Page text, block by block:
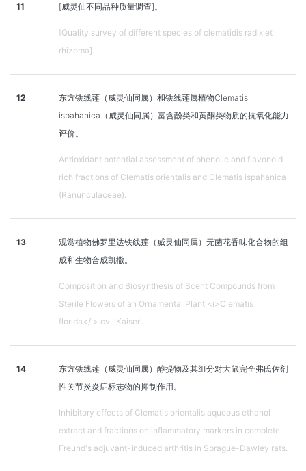
11 [威灵仙不同品种质量调查]。
[Quality survey of different species of clematidis radix et
rhizoma].
12
东方铁线莲（威灵仙同属）和铁线莲属植物Clematis
ispahanica（威灵仙同属）富含酚类和黄酮类物质的抗氧化能力
评价。
Antioxidant potential assessment of phenolic and flavonoid
rich fractions of Clematis orientalis and Clematis ispahanica
(Ranunculaceae).
13
观赏植物佛罗里达铁线莲（威灵仙同属）无菌花香味化合物的组
成和生物合成凯撒。
Composition and Biosynthesis of Scent Compounds from
Sterile Flowers of an Ornamental Plant <i>Clematis
florida</i> cv. 'Kaiser'.
14
东方铁线莲（威灵仙同属）醇提物及其组分对大鼠完全弗氏佐剂
性关节炎炎症标志物的抑制作用。
Inhibitory effects of Clematis orientalis aqueous ethanol
extract and fractions on inflammatory markers in complete
Freund's adjuvant-induced arthritis in Sprague-Dawley rats.